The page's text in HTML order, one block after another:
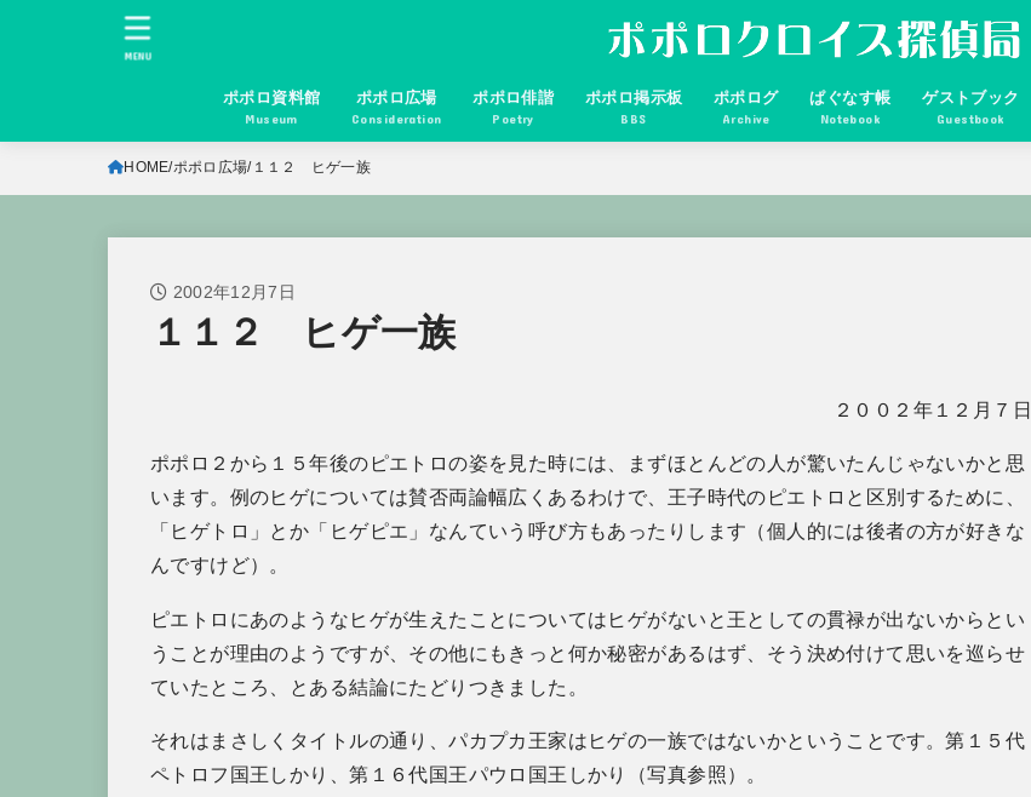
ポポロ資料館
Museum
ポポロ広場
Consideration
ポポロ俳諧
Poetry
ポポロ掲示板
BBS
ポポログ
Archive
ぱぐなす帳
Notebook
ゲストブック
Guestbook
MENU
HOME ポポロ広場 １１２ ヒゲ一族
2002年12月7日
１１２ ヒゲ一族
２００２年１２月７日
ポポロ２から１５年後のピエトロの姿を見た時には、まずほとんどの人が驚いたんじゃないかと思
います。例のヒゲについては賛否両論幅広くあるわけで、王子時代のピエトロと区別するために、
「ヒゲトロ」とか「ヒゲピエ」なんていう呼び方もあったりします（個人的には後者の方が好きな
んですけど）。
ピエトロにあのようなヒゲが生えたことについてはヒゲがないと王としての貫禄が出ないからとい
うことが理由のようですが、その他にもきっと何か秘密があるはず、そう決め付けて思いを巡らせ
ていたところ、とある結論にたどりつきました。
それはまさしくタイトルの通り、パカプカ王家はヒゲの一族ではないかということです。第１５代
ペトロフ国王しかり、第１６代国王パウロ国王しかり（写真参照）。